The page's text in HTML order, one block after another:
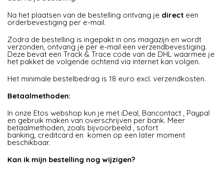
Na het plaatsen van de bestelling ontvang je direct een
orderbevestiging per e-mail.
Zodra de bestelling is ingepakt in ons magazijn en wordt
verzonden, ontvang je per e-mail een verzendbevestiging.
Deze bevat een Track & Trace code van de DHL waarmee je
het pakket de volgende ochtend via internet kan volgen.
Het minimale bestelbedrag is 18 euro excl. verzendkosten.
Betaalmethoden:
In onze Etos webshop kun je met iDeal, Bancontact , Paypal
en gebruik maken van overschrijven per bank. Meer
betaalmethoden, zoals bijvoorbeeld , sofort
banking, creditcard en komen op een later moment
beschikbaar.
Kan ik mijn bestelling nog wijzigen?